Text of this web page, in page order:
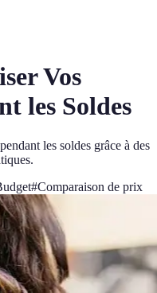
Vos
les Soldes
les soldes grâce à des
#Comparaison de prix